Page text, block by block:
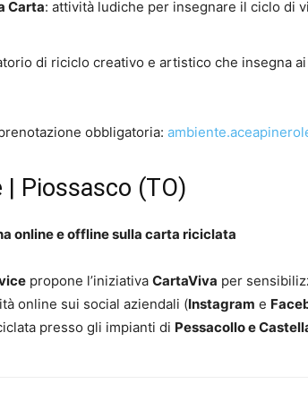
Carta: attività ludiche per insegnare il ciclo di
di riciclo creativo e artistico che insegna
obbligatoria:
| Piossasco (TO)
online e offline sulla carta riciclata
propone l’iniziativa CartaViva per
online sui social aziendali (Instagram e
presso gli impianti di Pessacollo e